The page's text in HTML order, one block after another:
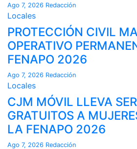
Ago 7, 2026 Redacción
Locales
PROTECCIÓN CIVIL
OPERATIVO
FENAPO 2026
Ago 7, 2026 Redacción
Locales
CJM MÓVIL LLEVA
GRATUITOS A
LA FENAPO 2026
Ago 7, 2026 Redacción